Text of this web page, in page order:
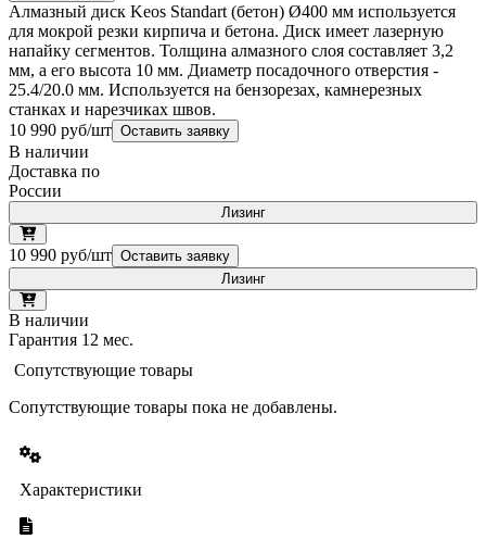
Алмазный диск Keos Standart (бетон) Ø400 мм используется
для мокрой резки кирпича и бетона. Диск имеет лазерную
напайку сегментов. Толщина алмазного слоя составляет 3,2
мм, а его высота 10 мм. Диаметр посадочного отверстия -
25.4/20.0 мм. Используется на бензорезах, камнерезных
станках и нарезчиках швов.
10 990 руб/шт Оставить заявку
В наличии
Доставка по
России
Лизинг
10 990 руб/шт Оставить заявку
Лизинг
В наличии
Гарантия 12 мес.
Сопутствующие товары
Сопутствующие товары пока не добавлены.
Характеристики